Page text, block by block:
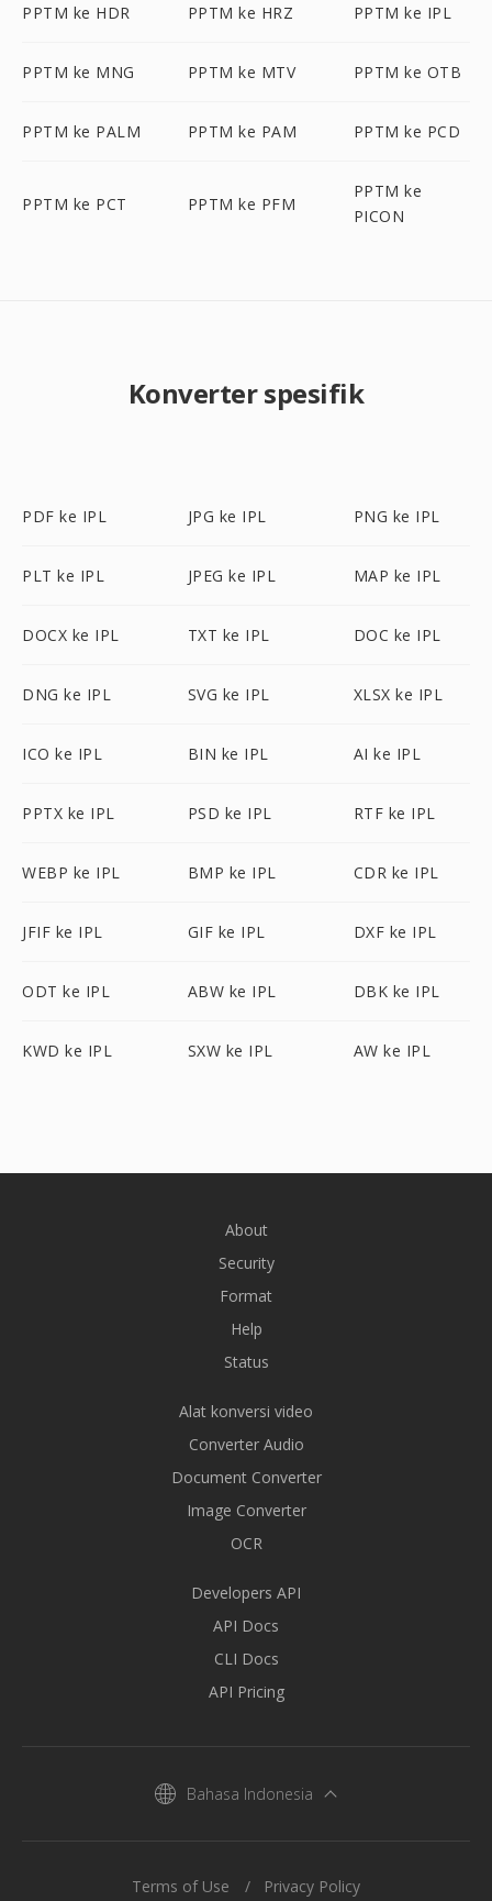
PPTM ke HDR PPTM ke HRZ PPTM ke IPL
PPTM ke MNG PPTM ke MTV PPTM ke OTB
PPTM ke PALM PPTM ke PAM PPTM ke PCD
PPTM ke PCT PPTM ke PFM
PPTM ke
PICON
Konverter spesifik
PDF ke IPL JPG ke IPL PNG ke IPL
PLT ke IPL JPEG ke IPL MAP ke IPL
DOCX ke IPL TXT ke IPL DOC ke IPL
DNG ke IPL SVG ke IPL XLSX ke IPL
ICO ke IPL BIN ke IPL AI ke IPL
PPTX ke IPL PSD ke IPL RTF ke IPL
WEBP ke IPL BMP ke IPL CDR ke IPL
JFIF ke IPL GIF ke IPL DXF ke IPL
ODT ke IPL ABW ke IPL DBK ke IPL
KWD ke IPL SXW ke IPL AW ke IPL
About
Security
Format
Help
Status
Alat konversi video
Converter Audio
Document Converter
Image Converter
OCR
Developers API
API Docs
CLI Docs
API Pricing
Bahasa Indonesia
Terms of Use Privacy Policy